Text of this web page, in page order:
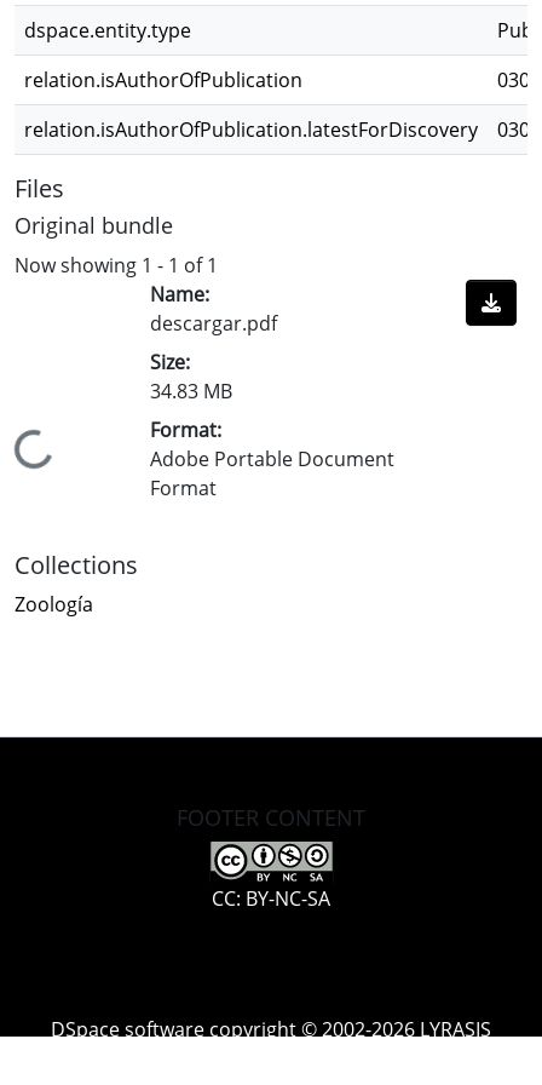
dspace.entity.type
relation.isAuthorOfPublication
relation.isAuthorOfPublication.latestForDiscovery
Files
Original bundle
Now showing 1 - 1 of 1
Loading...
Name:
descargar.pdf
Size:
34.83 MB
Format:
Adobe Portable Document
Format
Collections
Zoología
FOOTER CONTENT
CC: BY-NC-SA
DSpace software copyright © 2002-2026 LYRASIS